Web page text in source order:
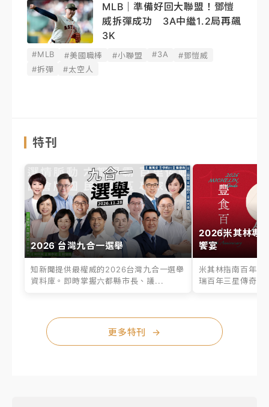
MLB｜準備好回大聯盟！鄧愷
威拆彈成功 3A中繼1.2局再飆
3K
#MLB #美國職棒 #小聯盟 #3A
#鄧愷威
#拆彈
#太空人
特刊
2026 台灣九合一選舉
知新聞提供最權威的2026台灣九合一選舉
資料庫。即時掌握六都縣市長、議...
2026米其林專
饗宴
米其林指南百年之
瑞百年三星傳奇、
更多特刊 →